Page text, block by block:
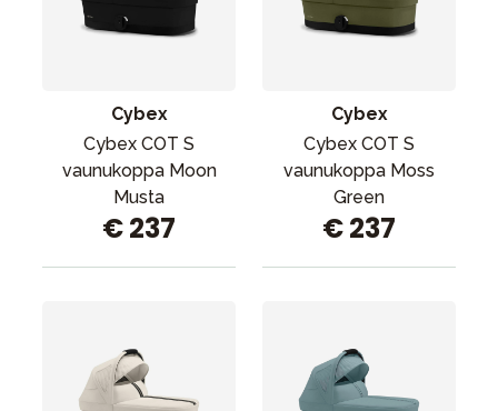
Cybex
Cybex COT S
vaunukoppa Moon
Musta
€ 237
Cybex
Cybex COT S
vaunukoppa Moss
Green
€ 237